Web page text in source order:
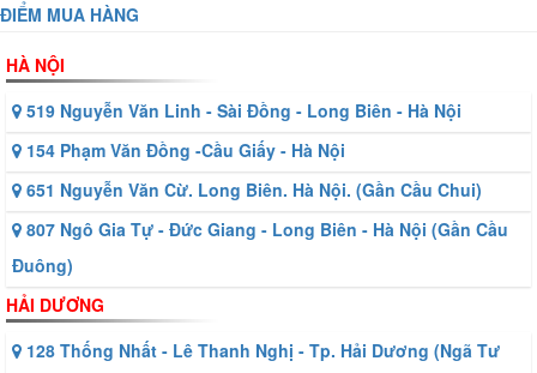
ĐIỂM MUA HÀNG
HÀ NỘI
519 Nguyễn Văn Linh - Sài Đồng - Long Biên - Hà Nội
154 Phạm Văn Đồng -Cầu Giấy - Hà Nội
651 Nguyễn Văn Cừ. Long Biên. Hà Nội. (Gần Cầu Chui)
807 Ngô Gia Tự - Đức Giang - Long Biên - Hà Nội (Gần Cầu
Đuông)
HẢI DƯƠNG
128 Thống Nhất - Lê Thanh Nghị - Tp. Hải Dương (Ngã Tư